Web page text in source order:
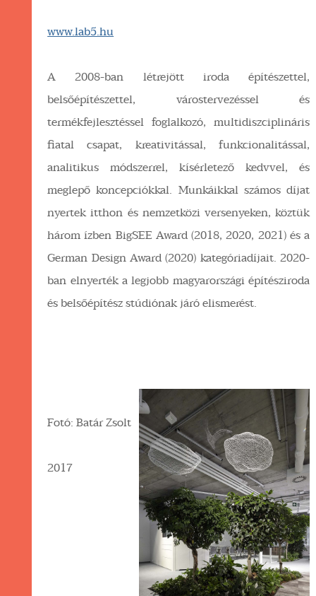
www.lab5.hu
A 2008-ban létrejött iroda építészettel,
belsőépítészettel, várostervezéssel és
termékfejlesztéssel foglalkozó, multidiszciplináris
fiatal csapat, kreativitással, funkcionalitással,
analitikus módszerrel, kísérletező kedvvel, és
meglepő koncepciókkal. Munkáikkal számos díjat
nyertek itthon és nemzetközi versenyeken, köztük
három ízben BigSEE Award (2018, 2020, 2021) és a
German Design Award (2020) kategóriadíjait. 2020-
ban elnyerték a legjobb magyarországi építésziroda
és belsőépítész stúdiónak járó elismerést.
Fotó: Batár Zsolt
2017